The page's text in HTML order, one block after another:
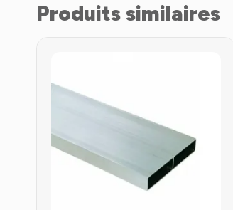
Produits similaires